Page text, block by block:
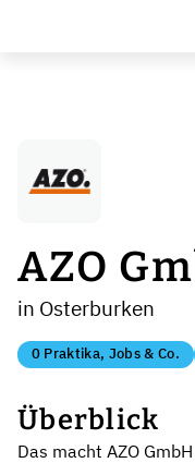
AZO
in Osterburken
0 Praktika, Jobs & Co.
Überblick
Das macht AZO GmbH